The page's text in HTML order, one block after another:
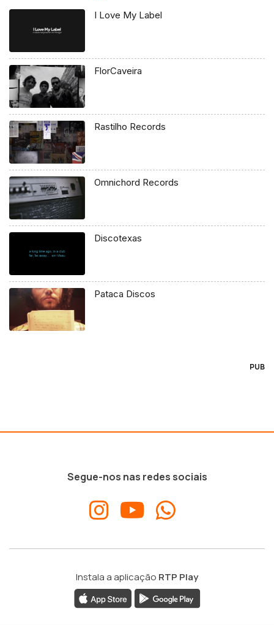
I Love My Label
FlorCaveira
Rastilho Records
Omnichord Records
Discotexas
Pataca Discos
PUB
Segue-nos nas redes sociais
Instala a aplicação RTP Play